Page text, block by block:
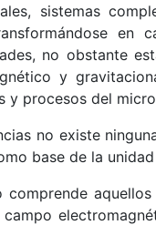
sistemas
en
no obstante
y
y procesos del
no existe
base de la
comprende